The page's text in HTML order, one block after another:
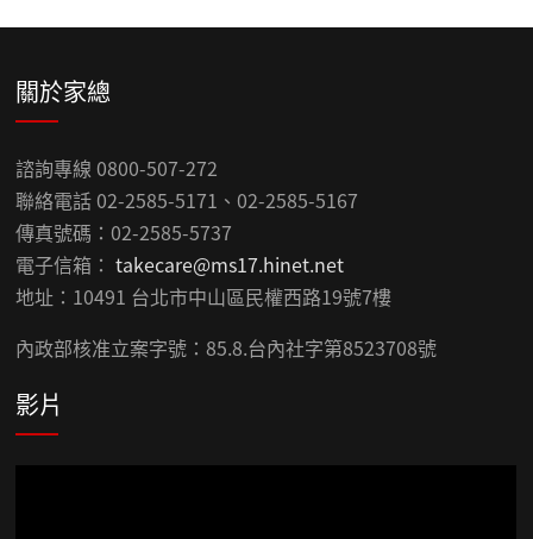
關於家總
諮詢專線 0800-507-272
聯絡電話 02-2585-5171、02-2585-5167
傳真號碼：02-2585-5737
電子信箱：takecare@ms17.hinet.net
地址：10491 台北市中山區民權西路19號7樓
內政部核准立案字號：85.8.台內社字第8523708號
影片